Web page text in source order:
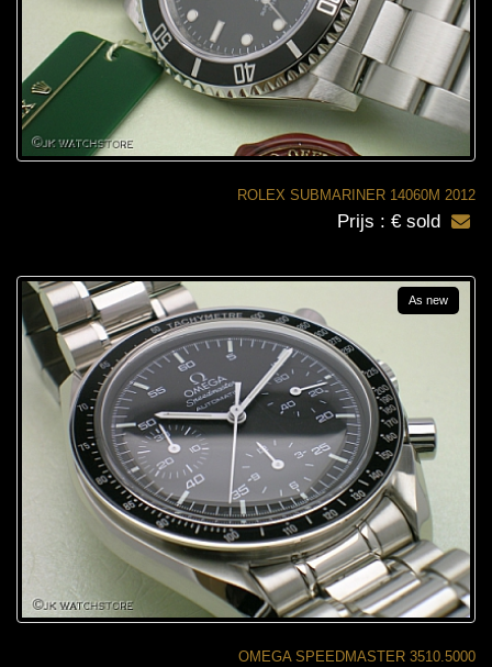
ROLEX SUBMARINER 14060M 2012
Prijs : € sold
OMEGA SPEEDMASTER 3510.5000
As new